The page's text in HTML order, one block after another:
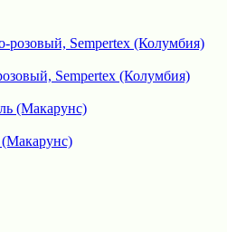
Sempertex (Колумбия)